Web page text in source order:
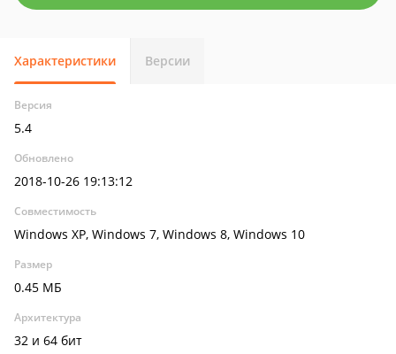
Характеристики Версии
Версия
5.4
Обновлено
2018-10-26 19:13:12
Совместимость
Windows XP, Windows 7, Windows 8, Windows 10
Размер
0.45 МБ
Архитектура
32 и 64 бит